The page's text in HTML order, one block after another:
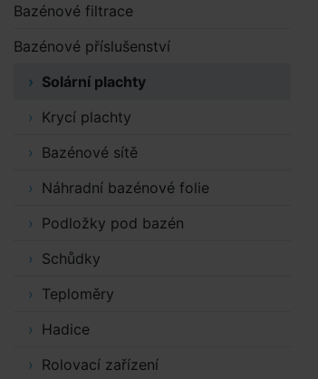
Bazénové filtrace
Bazénové příslušenství
Solární plachty
Krycí plachty
Bazénové sítě
Náhradní bazénové folie
Podložky pod bazén
Schůdky
Teploměry
Hadice
Rolovací zařízení